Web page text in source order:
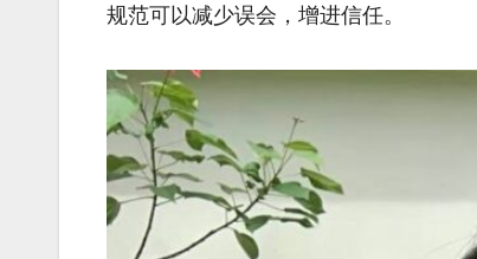
规范可以减少误会，增进信任。